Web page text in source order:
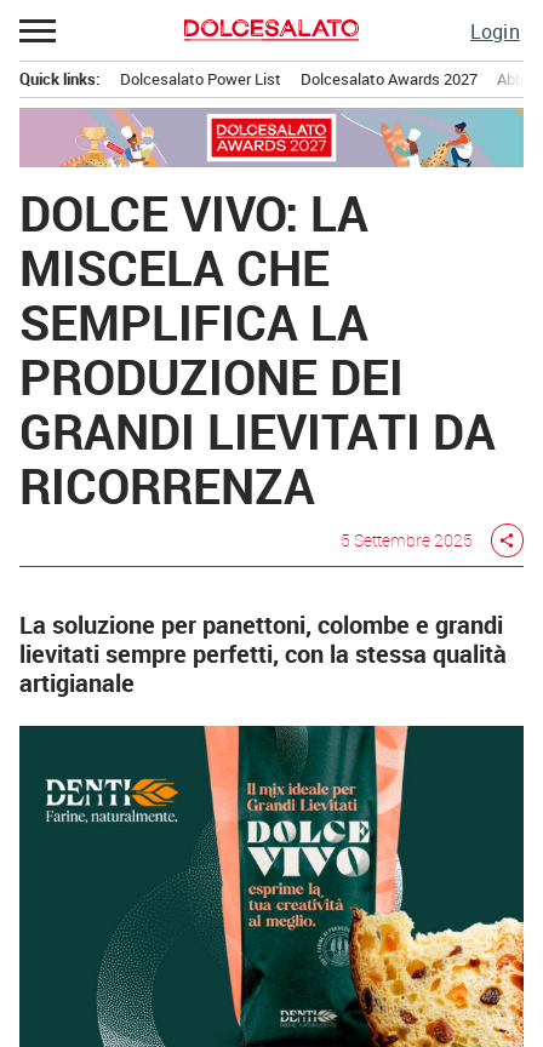
Passa
al
contenuto
Login
principale
Quick links: Dolcesalato Power List Dolcesalato Awards 2027
DOLCE VIVO: LA
MISCELA CHE
SEMPLIFICA LA
PRODUZIONE DEI
GRANDI LIEVITATI DA
RICORRENZA
5 Settembre 2025 share
La soluzione per panettoni, colombe e grandi
lievitati sempre perfetti, con la stessa qualità
artigianale